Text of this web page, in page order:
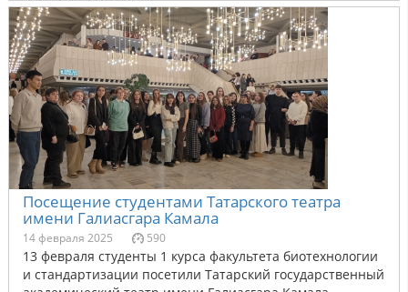
Посещение студентами Татарского театра
имени Галиасгара Камала
14 февраля 2025 590
13 февраля студенты 1 курса факультета биотехнологии
и стандартизации посетили Татарский государственный